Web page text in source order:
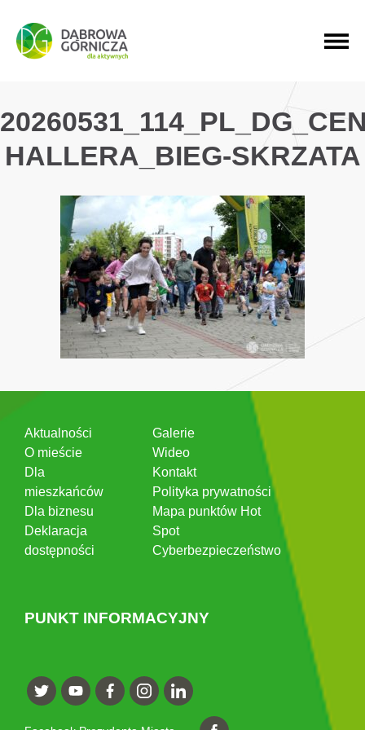
PRZEJDŹ DO MENU GŁÓWNEGO
PRZEJDŹ DO WYSZUKIWARKI
PRZEJDŹ DO TREŚCI
HALLERA_BIEG-SKRZATA
Aktualności
O mieście
Dla
mieszkańców
Dla biznesu
Deklaracja
dostępności
Galerie
Wideo
Kontakt
Polityka prywatności
Mapa punktów Hot
Spot
Cyberbezpieczeństwo
PUNKT INFORMACYJNY